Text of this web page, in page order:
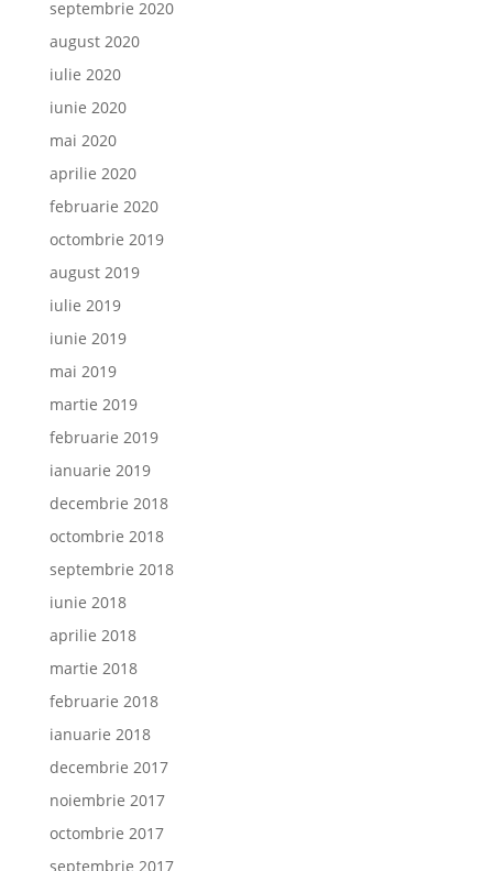
septembrie 2020
august 2020
iulie 2020
iunie 2020
mai 2020
aprilie 2020
februarie 2020
octombrie 2019
august 2019
iulie 2019
iunie 2019
mai 2019
martie 2019
februarie 2019
ianuarie 2019
decembrie 2018
octombrie 2018
septembrie 2018
iunie 2018
aprilie 2018
martie 2018
februarie 2018
ianuarie 2018
decembrie 2017
noiembrie 2017
octombrie 2017
septembrie 2017